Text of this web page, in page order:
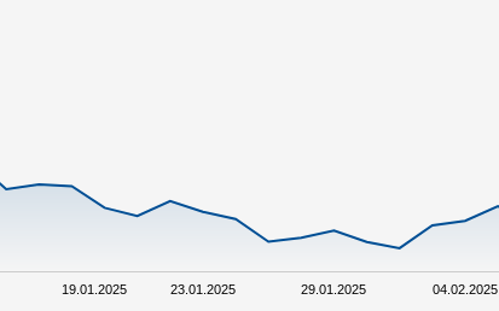
19.01.2025 23.01.2025 29.01.2025 04.02.2025